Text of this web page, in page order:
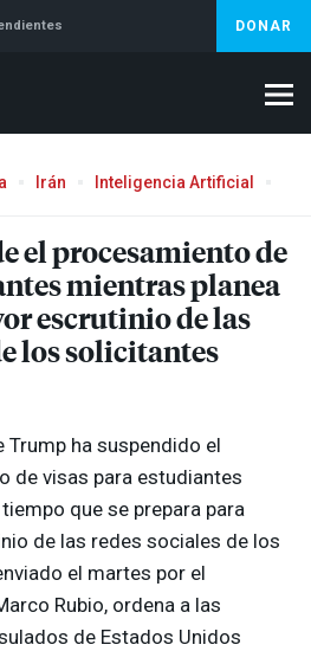
DONAR
Irán Inteligencia Artificial
el procesamiento de
mientras planea
escrutinio de las
los solicitantes
Trump ha suspendido el
de visas para estudiantes
que se prepara para
de las redes sociales de los
el martes por el
Rubio, ordena a las
de Estados Unidos